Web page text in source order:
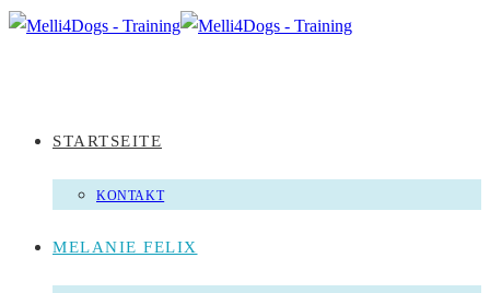
STARTSEITE
KONTAKT
MELANIE FELIX